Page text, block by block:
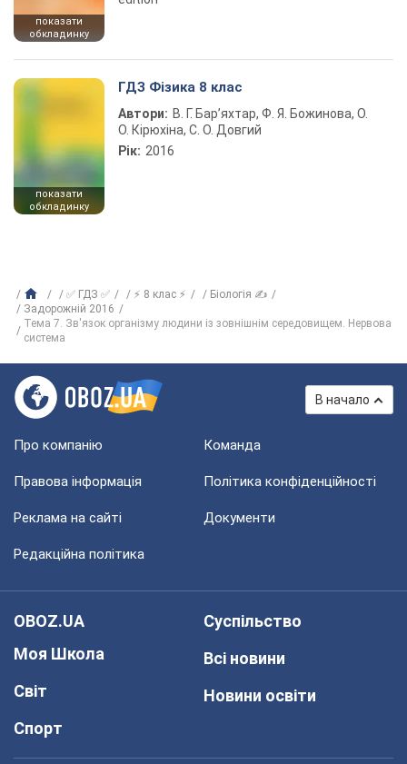
показати
обкладинку
показати
обкладинку
ГДЗ Фізика 8 клас
Автори: В. Г. Бар’яхтар, Ф. Я. Божинова, О.
О. Кірюхіна, С. О. Довгий
Рік: 2016
✅ ГДЗ ✅ ⚡ 8 клас ⚡
Біологія ✍
Задорожній 2016
Тема 7. Зв'язок організму людини із зовнішнім середовищем. Нервова
система
В начало
Про компанію Команда
Правова інформація Політика конфіденційності
Реклама на сайті Документи
Редакційна політика
OBOZ.UA
Моя Школа
Світ
Спорт
Суспільство
Всі новини
Новини освіти